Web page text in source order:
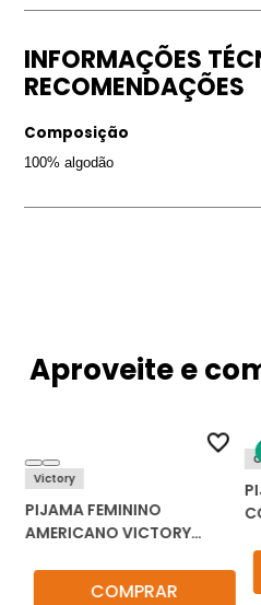
INFORMAÇÕES
RECOMENDAÇÕES
Composição
100% algodão
Aproveite e
Victory
PIJAMA FEMININO
AMERICANO VICTORY
COMPRAR